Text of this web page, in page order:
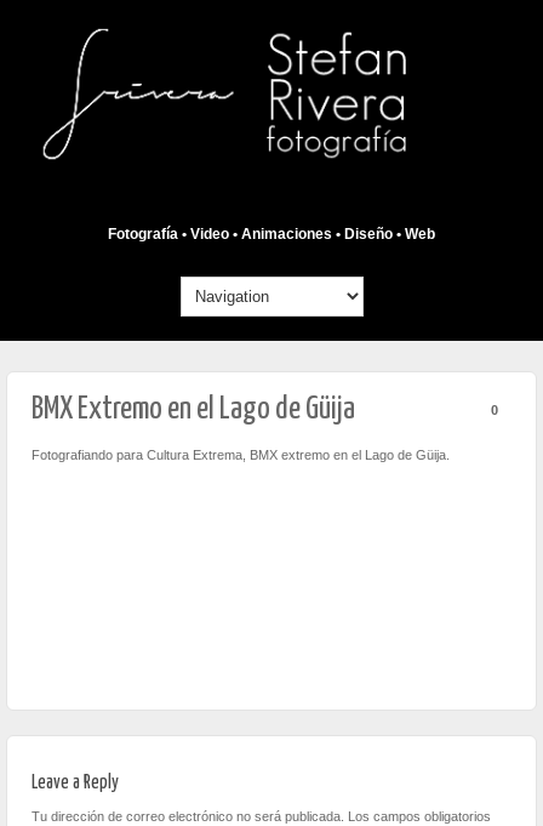
Fotografía • Video • Animaciones • Diseño • Web
BMX Extremo en el Lago de Güija 0
Fotografiando para Cultura Extrema, BMX extremo en el Lago de Güija.
Leave a Reply
Tu dirección de correo electrónico no será publicada. Los campos obligatorios